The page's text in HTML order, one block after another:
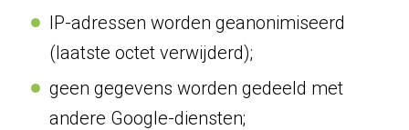
IP-adressen worden geanonimiseerd
(laatste octet verwijderd);
geen gegevens worden gedeeld met
andere Google-diensten;